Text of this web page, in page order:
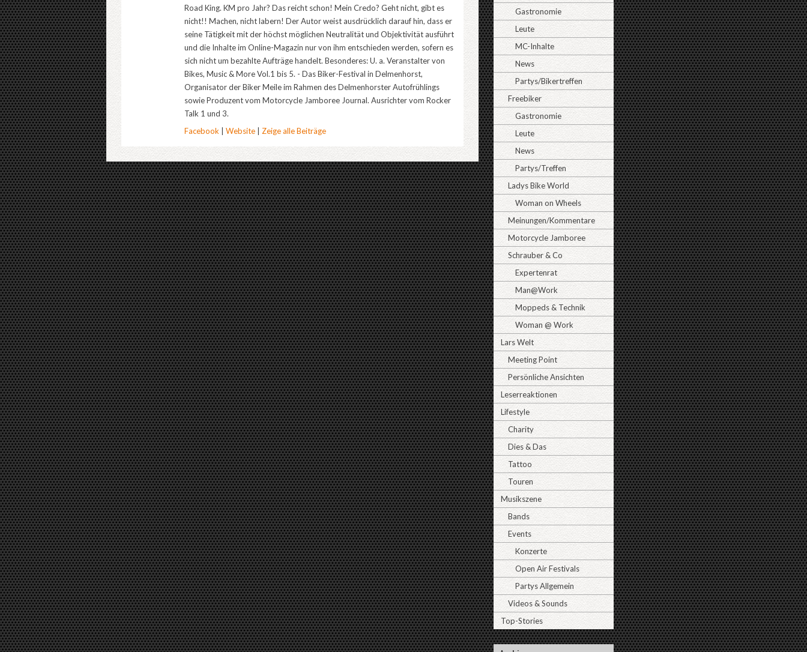
Road King. KM pro Jahr? Das reicht schon! Mein Credo? Geht nicht, gibt es
nicht!! Machen, nicht labern! Der Autor weist ausdrücklich darauf hin, dass er
seine Tätigkeit mit der höchst möglichen Neutralität und Objektivität ausführt
und die Inhalte im Online-Magazin nur von ihm entschieden werden, sofern es
sich nicht um bezahlte Aufträge handelt. Besonderes: U. a. Veranstalter von
Bikes, Music & More Vol.1 bis 5. - Das Biker-Festival in Delmenhorst,
Organisator der Biker Meile im Rahmen des Delmenhorster Autofrühlings
sowie Produzent vom Motorcycle Jamboree Journal. Ausrichter vom Rocker
Talk 1 und 3.
Facebook
Website Zeige alle Beiträge
Gastronomie
Leute
MC-Inhalte
News
Partys/Bikertreffen
Freebiker
Gastronomie
Leute
News
Partys/Treffen
Ladys Bike World
Woman on Wheels
Meinungen/Kommentare
Motorcycle Jamboree
Schrauber & Co
Expertenrat
Man@Work
Moppeds & Technik
Woman @ Work
Lars Welt
Meeting Point
Persönliche Ansichten
Leserreaktionen
Lifestyle
Charity
Dies & Das
Tattoo
Touren
Musikszene
Bands
Events
Konzerte
Open Air Festivals
Partys Allgemein
Videos & Sounds
Top-Stories